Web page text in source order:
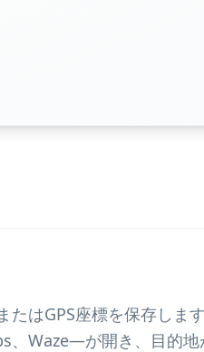
はGPS座標を保存しま
Waze—が開き、目的地